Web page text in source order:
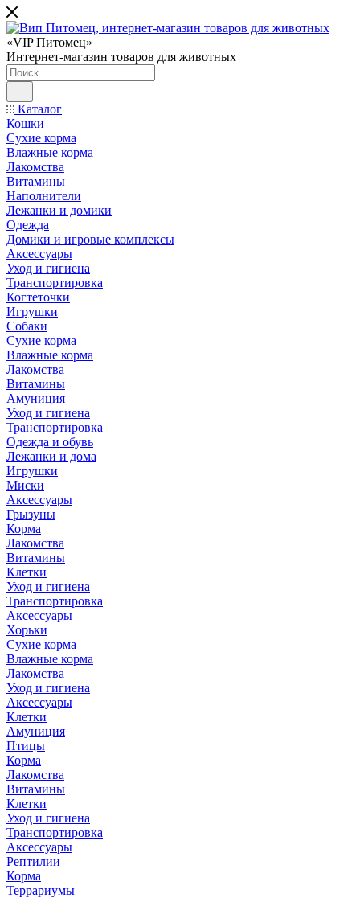
«VIP Питомец»
Интернет-магазин товаров для животных
Каталог
Кошки
Сухие корма
Влажные корма
Лакомства
Витамины
Наполнители
Лежанки и домики
Одежда
Домики и игровые комплексы
Аксессуары
Уход и гигиена
Транспортировка
Когтеточки
Игрушки
Собаки
Сухие корма
Влажные корма
Лакомства
Витамины
Амуниция
Уход и гигиена
Транспортировка
Одежда и обувь
Лежанки и дома
Игрушки
Миски
Аксессуары
Грызуны
Корма
Лакомства
Витамины
Клетки
Уход и гигиена
Транспортировка
Аксессуары
Хорьки
Сухие корма
Влажные корма
Лакомства
Уход и гигиена
Аксессуары
Клетки
Амуниция
Птицы
Корма
Лакомства
Витамины
Клетки
Уход и гигиена
Транспортировка
Аксессуары
Рептилии
Корма
Террариумы